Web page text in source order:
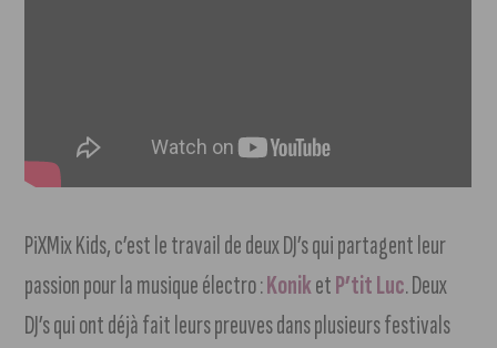
PiXMix Kids, c’est le travail de deux DJ’s qui partagent leur
passion pour la musique électro :KoniketP’tit Luc. Deux
DJ’s qui ont déjà fait leurs preuves dans plusieurs festivals